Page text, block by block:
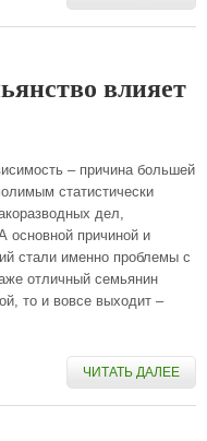
влияет
– причина большей
статистически
дел,
основной причиной и
стали именно проблемы с
отличный семьянин
то и вовсе выходит –
ЧИТАТЬ ДАЛЕЕ